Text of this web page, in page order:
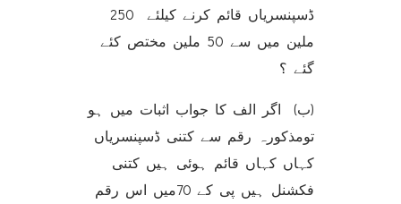
ڈسپنسریاں قائم کرنے کیلئے 250
ملین میں سے 50 ملین مختص کئے
گئے ؟
(ب) اگر الف کا جواب اثبات میں ہو
تومذکورہ رقم سے کتنی ڈسپنسریاں
کہاں کہاں قائم ہوئی ہیں کتنی
فکشنل ہیں پی کے 70میں اس رقم